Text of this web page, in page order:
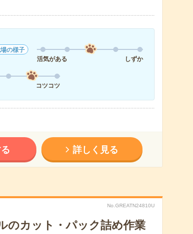
の様子
活気がある
しずか
コツコツ
詳しく見る
No.GREATN24810U
のカット・パック詰め作業